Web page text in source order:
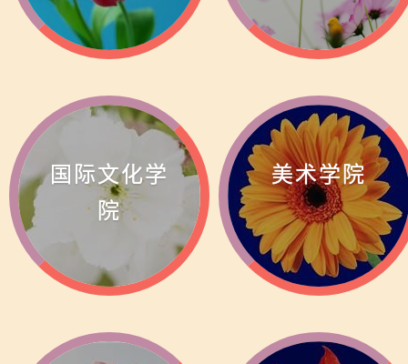
国际文化学
院
美术学院